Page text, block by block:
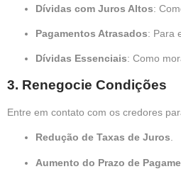
Dívidas com Juros Altos:
Pagamentos Atrasados: Para
Dívidas Essenciais: Como
3. Renegocie Condições
Entre em contato com os credores
Redução de Taxas de Juros.
Aumento do Prazo de